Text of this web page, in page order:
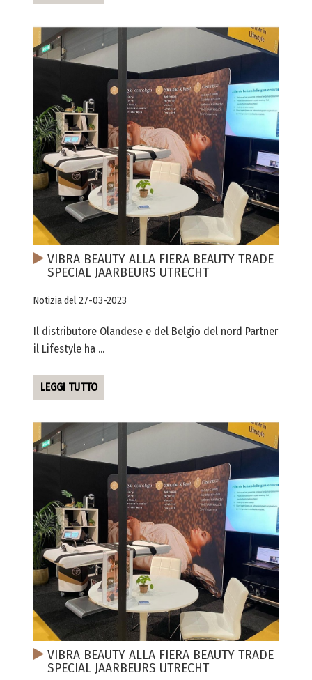
VIBRA BEAUTY ALLA FIERA BEAUTY TRADE
SPECIAL JAARBEURS UTRECHT
Notizia del 27-03-2023
Il distributore Olandese e del Belgio del nord Partner
il Lifestyle ha ...
LEGGI TUTTO
VIBRA BEAUTY ALLA FIERA BEAUTY TRADE
SPECIAL JAARBEURS UTRECHT